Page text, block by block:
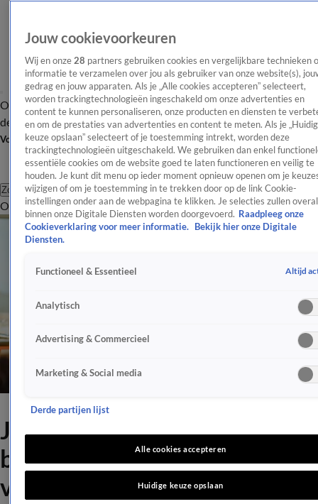
OverzichtAfleveringen Entertainment TV Algemeen
Tip
de redactieNieuwsbrief
Volg Shownieuws
Zoeken
OverzichtEntertainmentSpraakmakendRealityCrimeVideo's
Jort Kelder reageert op
boycot racismedebat: NPO is
van iedereen
Jouw cookievoorkeuren
Wij en onze 28 partners gebruiken cookies en vergelijkbare technieken
informatie te verzamelen over jou als gebruiker van onze website(s),
gedrag en jouw apparaten. Als je „Alle cookies accepteren” selecteert,
worden trackingtechnologieën ingeschakeld om onze advertenties en
content te kunnen personaliseren, onze producten en diensten te
en om de prestaties van advertenties en content te meten. Als je
keuze opslaan” selecteert of je toestemming intrekt, worden deze
trackingtechnologieën uitgeschakeld. We gebruiken dan enkel
essentiële cookies om de website goed te laten functioneren en veilig te
houden. Je kunt dit menu op ieder moment opnieuw openen om je
wijzigen of om je toestemming in te trekken door op de link Cookie-
instellingen onder aan de webpagina te klikken. Je selecties zullen overal
binnen onze Digitale Diensten worden doorgevoerd. Raadpleeg onze
Cookieverklaring voor meer informatie.
Bekijk hier onze Digitale
Diensten.
Functioneel & Essentieel Altijd
Analytisch
Advertising & Commercieel
Marketing & Social media
Derde partijen lijst
Alle cookies accepteren
Huidige keuze opslaan